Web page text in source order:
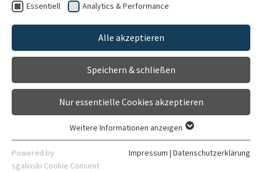
Patienten & Besucher
Kliniken & Institute
Forschung
Karriere
Physiotherapeutin
Essentiell Analytics & Performance
Alle akzeptieren
Speichern & schließen
Nur essentielle Cookies akzeptieren
Essentielle Cookies werden für grundlegende Funktionen der
Webseite benötigt. Dadurch ist gewährleistet, dass die
Weitere Informationen anzeigen
Powered by
sgalinski Cookie Consent
Impressum | Datenschutzerklärung